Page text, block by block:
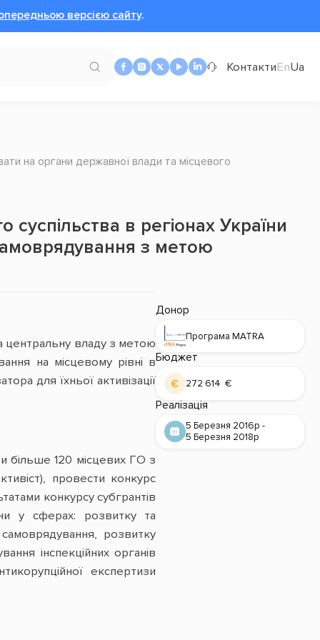
версією сайту.
КонтактиEnUa
на органи державної влади та місцевого
в регіонах України
з метою
центральну владу з метою
на місцевому рівні в
для їхньої активізації
більше 120 місцевих ГО з
провести конкурс
конкурсу субгрантів
у сферах: розвитку та
розвитку
інспекційних органів
експертизи
Донор
Програма MATRA
Бюджет
272 614 €
Реалізація
5 Березня 2016р -
5 Березня 2018р